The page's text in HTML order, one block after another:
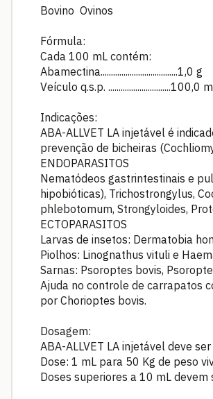
Bovino Ovinos
Fórmula:
Cada 100 mL contém:
Abamectina.....................................1,0 g
Veículo q.s.p. ..............................100,0
Indicações:
ABA-ALLVET LA injetável é
prevenção de bicheiras
ENDOPARASITOS
Nematódeos gastrintestinais e
hipobióticas), Trichostrongylus,
phlebotomum, Strongyloides,
ECTOPARASITOS
Larvas de insetos: Dermatobia
Piolhos: Linognathus vituli e
Sarnas: Psoroptes bovis,
Ajuda no controle de carrapatos
por Chorioptes bovis.
Dosagem:
ABA-ALLVET LA injetável deve
Dose: 1 mL para 50 Kg de peso
Doses superiores a 10 mL